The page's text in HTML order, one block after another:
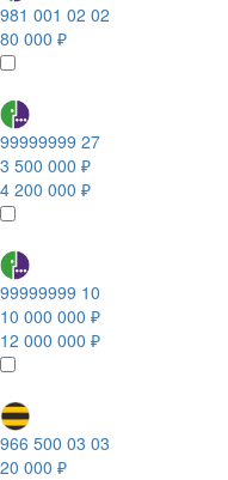
981 001 02 02
80 000 ₽
99999999 27
3 500 000 ₽
4 200 000 ₽
99999999 10
10 000 000 ₽
12 000 000 ₽
966 500 03 03
20 000 ₽